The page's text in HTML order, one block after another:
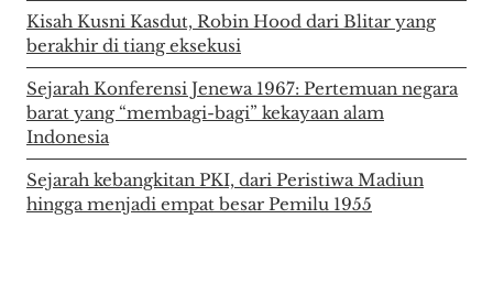
Kisah Kusni Kasdut, Robin Hood dari Blitar yang
berakhir di tiang eksekusi
Sejarah Konferensi Jenewa 1967: Pertemuan negara
barat yang “membagi-bagi” kekayaan alam
Indonesia
Sejarah kebangkitan PKI, dari Peristiwa Madiun
hingga menjadi empat besar Pemilu 1955